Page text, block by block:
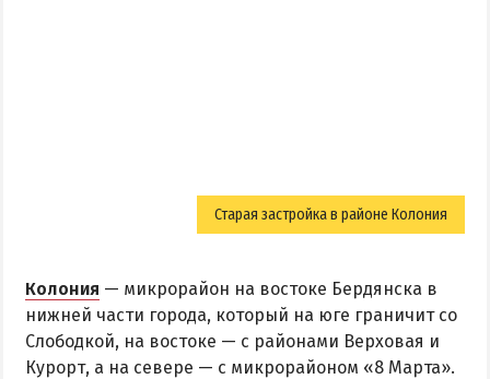
Старая застройка в районе Колония
Колония — микрорайон на востоке Бердянска в
нижней части города, который на юге граничит со
Слободкой, на востоке — с районами Верховая и
Курорт, а на севере — с микрорайоном «8 Марта».